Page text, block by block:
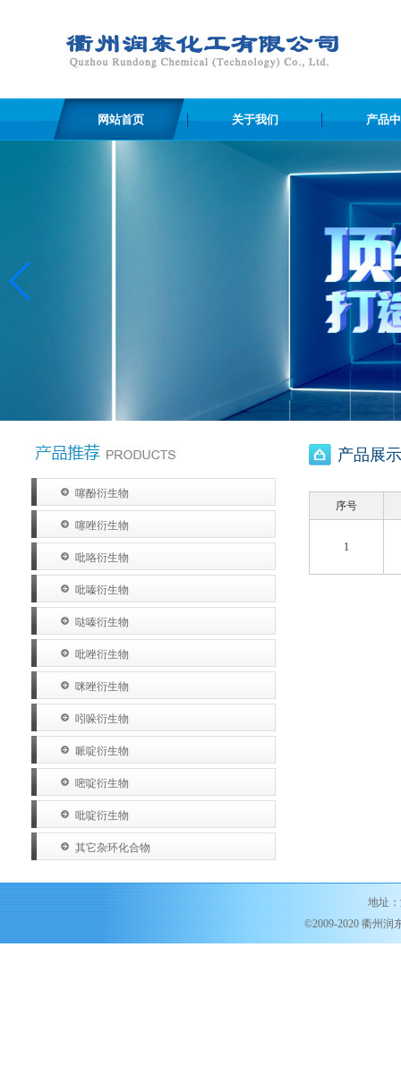
网站首页 关于我们 产品
噻酚衍生物
噻唑衍生物
吡咯衍生物
吡嗪衍生物
哒嗪衍生物
吡唑衍生物
咪唑衍生物
吲哚衍生物
哌啶衍生物
嘧啶衍生物
吡啶衍生物
其它杂环化合物
产品展
序号
1
地址
©2009-2020 衢州